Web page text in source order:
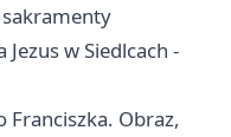
w Siedlcach -
Franciszka. Obraz,